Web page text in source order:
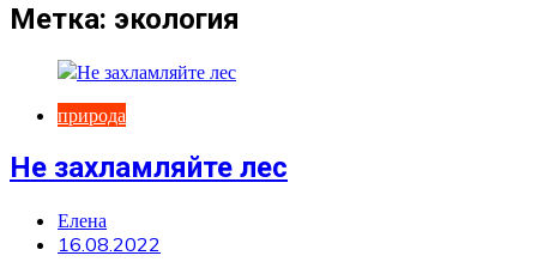
Метка: экология
природа
Не захламляйте лес
Елена
16.08.2022